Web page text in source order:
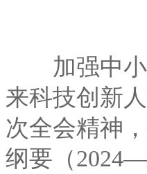
加强中小
来科技创新
次全会精神
纲要（